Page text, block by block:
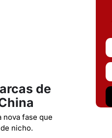
de
nova fase que
nicho.